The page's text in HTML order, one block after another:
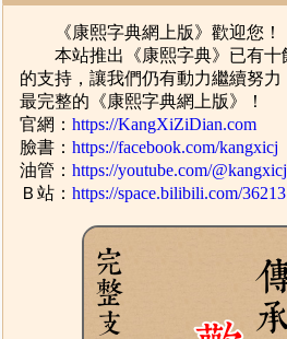
《康熙字典網上版》歡迎您！
本站推出《康熙字典》已有十
的支持，讓我們仍有動力繼續努
最完整的《康熙字典網上版》！
官網：https://KangXiZiDian.com
臉書：https://facebook.com/kangxicj
油管：https://youtube.com/@kangxicj
Ｂ站：https://space.bilibili.com/